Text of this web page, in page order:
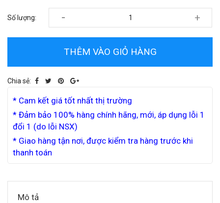
Số lượng: - +
THÊM VÀO GIỎ HÀNG
Chia sẻ:
* Cam kết giá tốt nhất thị trường
* Đảm bảo 100% hàng chính hãng, mới, áp dụng lỗi 1
đổi 1 (do lỗi NSX)
* Giao hàng tận nơi, được kiểm tra hàng trước khi
thanh toán
Mô tả